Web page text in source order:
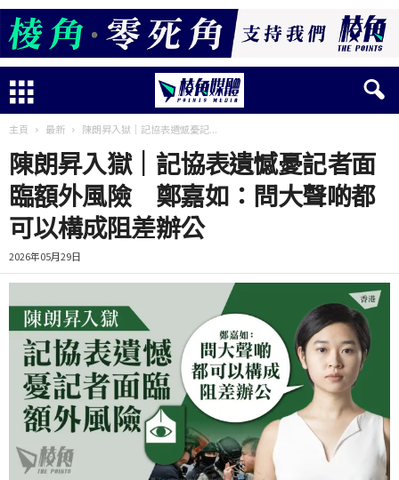
主頁 最新 陳朗昇入獄｜記協表遺憾憂記...
陳朗昇入獄｜記協表遺憾憂記者面
臨額外風險 鄭嘉如：問大聲啲都
可以構成阻差辦公
2026年05月29日